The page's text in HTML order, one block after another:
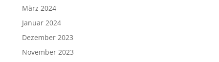
März 2024
Januar 2024
Dezember 2023
November 2023